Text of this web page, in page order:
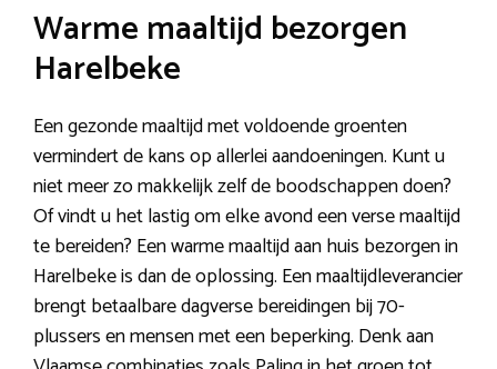
Warme maaltijd bezorgen
Harelbeke
Een gezonde maaltijd met voldoende groenten
vermindert de kans op allerlei aandoeningen. Kunt u
niet meer zo makkelijk zelf de boodschappen doen?
Of vindt u het lastig om elke avond een verse maaltijd
te bereiden? Een warme maaltijd aan huis bezorgen in
Harelbeke is dan de oplossing. Een maaltijdleverancier
brengt betaalbare dagverse bereidingen bij 70-
plussers en mensen met een beperking. Denk aan